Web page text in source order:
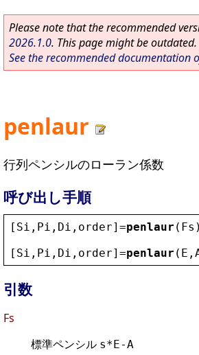
Please note that the recommended
2026.1.0. This page might be outdated.
See the recommended documentation
penlaur
行列ペンシルのローラン係数
呼び出し手順
[ Si , Pi , Di , order]=penlaur ( Fs )
[ Si , Pi , Di , order]=penlaur ( E ,
引数
Fs
標準ペンシル s*E-A